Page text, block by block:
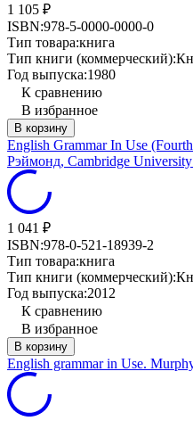
1 105 ₽
ISBN:978-5-0000-0000-0
Тип товара:книга
Тип книги (коммерческий):
Год выпуска:1980
К сравнению
В избранное
В корзину
English Grammar In Use
Рэймонд, Cambridge University
1 041 ₽
ISBN:978-0-521-18939-2
Тип товара:книга
Тип книги (коммерческий):
Год выпуска:2012
К сравнению
В избранное
В корзину
English grammar in Use.